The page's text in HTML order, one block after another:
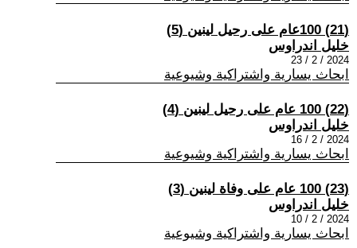
(21) 100عام على رحيل لينين (5)
خليل اندراوس
2024 / 2 / 23
ابحاث يسارية واشتراكية وشيوعية
(22) 100 عام على رحيل لينين (4)
خليل اندراوس
2024 / 2 / 16
ابحاث يسارية واشتراكية وشيوعية
(23) 100 عام على وفاة لينين (3)
خليل اندراوس
2024 / 2 / 10
ابحاث يسارية واشتراكية وشيوعية